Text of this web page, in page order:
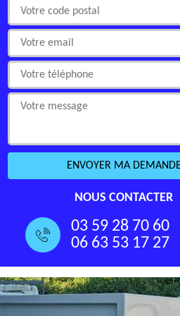
NOUS CONTACTER
03 59 28 70 60
06 63 53 17 27